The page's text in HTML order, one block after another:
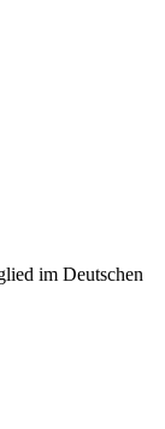
im Deutschen